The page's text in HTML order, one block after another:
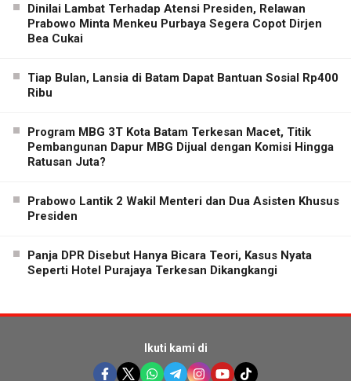
Dinilai Lambat Terhadap Atensi Presiden, Relawan
Prabowo Minta Menkeu Purbaya Segera Copot Dirjen
Bea Cukai
Tiap Bulan, Lansia di Batam Dapat Bantuan Sosial Rp400
Ribu
Program MBG 3T Kota Batam Terkesan Macet, Titik
Pembangunan Dapur MBG Dijual dengan Komisi Hingga
Ratusan Juta?
Prabowo Lantik 2 Wakil Menteri dan Dua Asisten Khusus
Presiden
Panja DPR Disebut Hanya Bicara Teori, Kasus Nyata
Seperti Hotel Purajaya Terkesan Dikangkangi
Ikuti kami di